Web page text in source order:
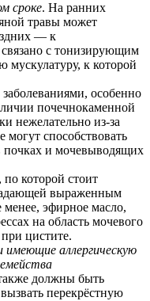
сроке. На ранних
травы может
— к
с тонизирующим
мускулатуру, к которой
особенно
почечнокаменной
нежелательно из-за
могут способствовать
почках и мочевыводящих
которой стоит
выраженным
эфирное масло,
на область мочевого
цистите.
имеющие аллергическую
должны быть
перекрёстную